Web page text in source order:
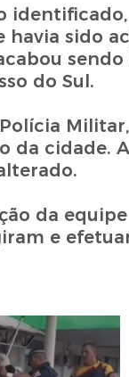
havia sido
do Sul.
da cidade.
da
e